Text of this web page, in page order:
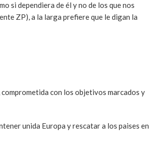
si dependiera de él y no de los que nos
ZP), a la larga prefiere que le digan la
con los objetivos marcados y
unida Europa y rescatar a los paises en